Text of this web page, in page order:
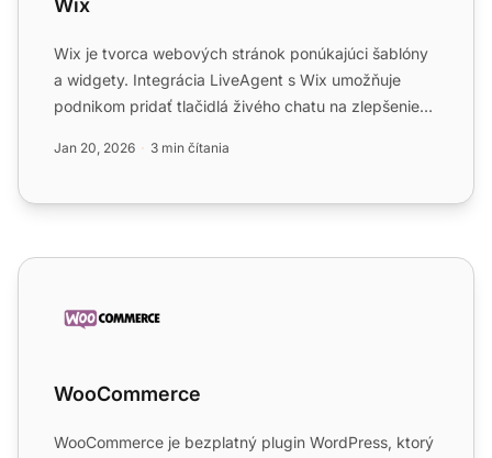
Wix
Wix je tvorca webových stránok ponúkajúci šablóny
a widgety. Integrácia LiveAgent s Wix umožňuje
podnikom pridať tlačidlá živého chatu na zlepšenie
Jan 20, 2026 3 min čítania
WooCommerce
WooCommerce
WooCommerce je bezplatný plugin WordPress, ktorý